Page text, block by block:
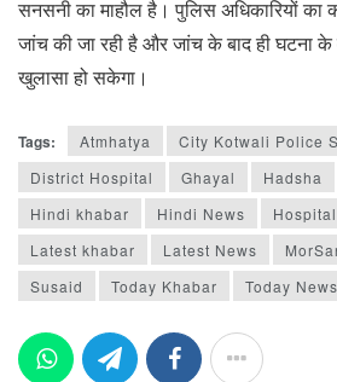
सनसनी का माहौल है। पुलिस अधिकारियों
जांच की जा रही है और जांच के बाद ही घटना के
खुलासा हो सकेगा।
Tags: Atmhatya City Kotwali Police
District Hospital
Ghayal Hadsha
Hindi khabar
Hindi News Hospital
Latest khabar
Latest News
Susaid
Today Khabar Today News